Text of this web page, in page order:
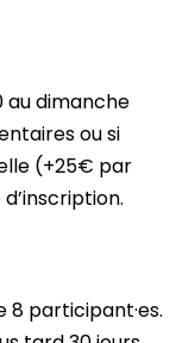
au dimanche
ou si
(+25€ par
8 participant·es.